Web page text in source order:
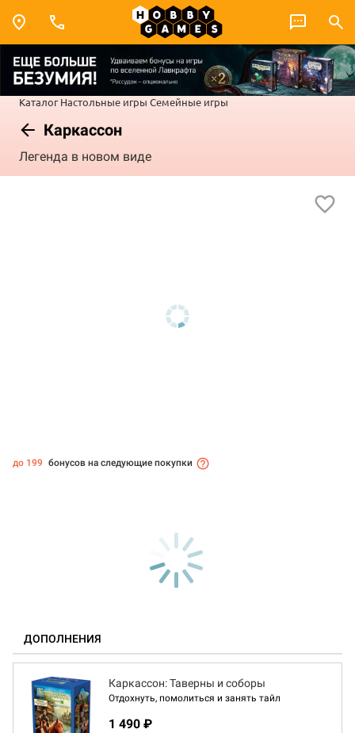
Каталог Настольные игры Семейные игры
Каркассон
Легенда в новом виде
до 199 бонусов на следующие покупки
ДОПОЛНЕНИЯ
Каркассон: Таверны и соборы
Отдохнуть, помолиться и занять тайл
1 490 ₽